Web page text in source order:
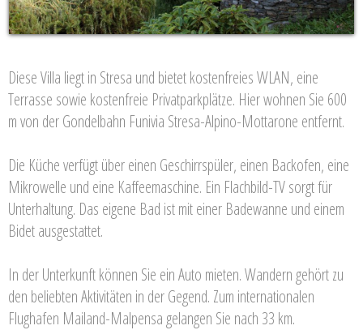
Diese Villa liegt in Stresa und bietet kostenfreies WLAN, eine
Terrasse sowie kostenfreie Privatparkplätze. Hier wohnen Sie 600
m von der Gondelbahn Funivia Stresa-Alpino-Mottarone entfernt.
Die Küche verfügt über einen Geschirrspüler, einen Backofen, eine
Mikrowelle und eine Kaffeemaschine. Ein Flachbild-TV sorgt für
Unterhaltung. Das eigene Bad ist mit einer Badewanne und einem
Bidet ausgestattet.
In der Unterkunft können Sie ein Auto mieten. Wandern gehört zu
den beliebten Aktivitäten in der Gegend. Zum internationalen
Flughafen Mailand-Malpensa gelangen Sie nach 33 km.